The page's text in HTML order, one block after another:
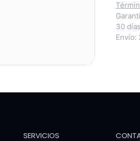
30 días
Envío:
SERVICIOS